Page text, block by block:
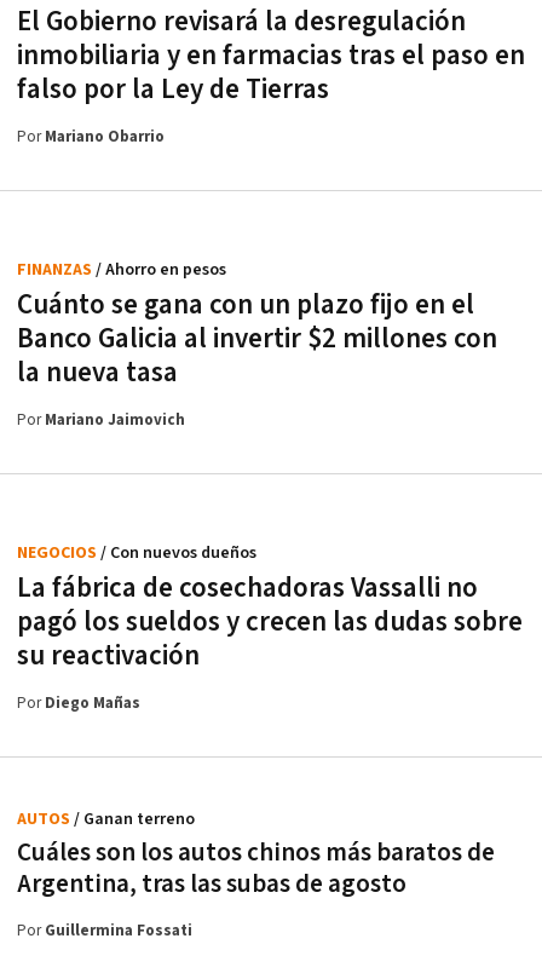
El Gobierno revisará la desregulación
inmobiliaria y en farmacias tras el paso en
falso por la Ley de Tierras
PorMariano Obarrio
Cuánto se gana con un plazo fijo en el
Banco Galicia al invertir $2 millones con
la nueva tasa
FINANZAS / Ahorro en pesos
PorMariano Jaimovich
La fábrica de cosechadoras Vassalli no
pagó los sueldos y crecen las dudas sobre
su reactivación
NEGOCIOS / Con nuevos dueños
PorDiego Mañas
Cuáles son los autos chinos más baratos de
Argentina, tras las subas de agosto
AUTOS / Ganan terreno
PorGuillermina Fossati